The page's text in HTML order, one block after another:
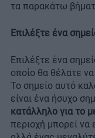
τα παρακάτω
Επιλέξτε ένα
Επιλέξτε ένα
οποίο θα θέλατε
Το σημείο αυτό
είναι ένα ήσυχο
κατάλληλο για το
περιοχή μπορεί να